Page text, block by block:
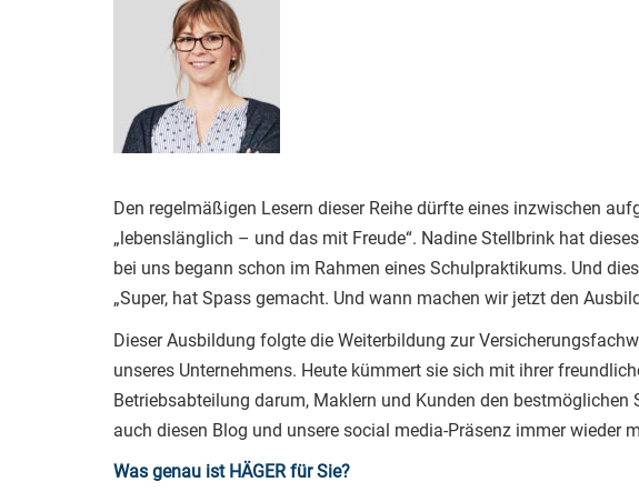
Den regelmäßigen Lesern dieser Reihe dürfte eines inzwischen
„lebenslänglich – und das mit Freude“. Nadine Stellbrink hat
bei uns begann schon im Rahmen eines Schulpraktikums. Und
„Super, hat Spass gemacht. Und wann machen wir jetzt den
Dieser Ausbildung folgte die Weiterbildung zur
unseres Unternehmens. Heute kümmert sie sich mit ihrer
Betriebsabteilung darum, Maklern und Kunden den
auch diesen Blog und unsere social media-Präsenz immer wieder
Was genau ist HÄGER für Sie?